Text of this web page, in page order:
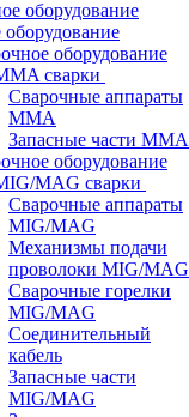
оборудование
сварки
Сварочные аппараты
MMA
Запасные части MMA
оборудование
MAG сварки
Сварочные аппараты
MIG/MAG
Механизмы подачи
проволоки MIG/MAG
Сварочные горелки
MIG/MAG
Соединительный
кабель
Запасные части
MIG/MAG